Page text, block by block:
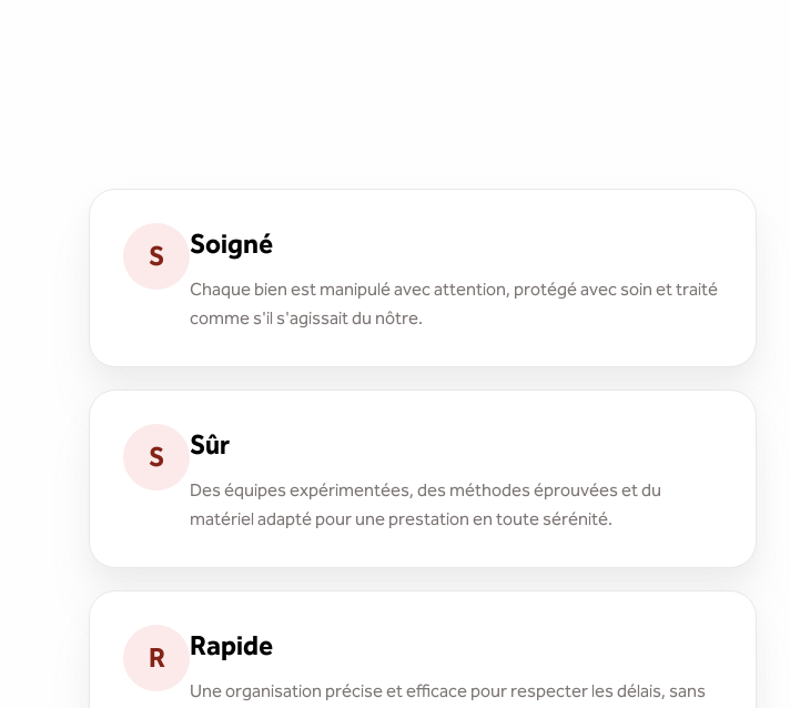
S Soigné
Chaque bien est manipulé avec attention, protégé avec soin et traité
comme s'il s'agissait du nôtre.
S Sûr
Des équipes expérimentées, des méthodes éprouvées et du
matériel adapté pour une prestation en toute sérénité.
R Rapide
Une organisation précise et efficace pour respecter les délais, sans